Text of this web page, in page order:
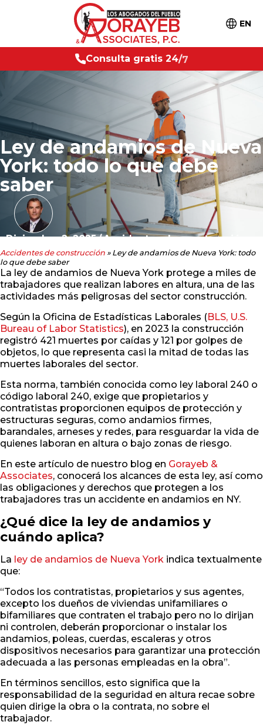
EN
Consu
lta gratis 24/7
Ley de andamios de Nueva
York: todo lo que debe
saber
Diciembre 2, 2025/Accidentes de construcción
Accidentes de construcción » Ley de andamios de Nueva York: todo
lo que debe saber
La ley de andamios de Nueva York protege a miles de
trabajadores que realizan labores en altura, una de las
actividades más peligrosas del sector construcción.
Según la Oficina de Estadísticas Laborales (BLS, U.S.
Bureau of Labor Statistics), en 2023 la construcción
registró 421 muertes por caídas y 121 por golpes de
objetos, lo que representa casi la mitad de todas las
muertes laborales del sector.
Esta norma, también conocida como ley laboral 240 o
código laboral 240, exige que propietarios y
contratistas proporcionen equipos de protección y
estructuras seguras, como andamios firmes,
barandales, arneses y redes, para resguardar la vida de
quienes laboran en altura o bajo zonas de riesgo.
En este artículo de nuestro blog en Gorayeb &
Associates, conocerá los alcances de esta ley, así como
las obligaciones y derechos que protegen a los
trabajadores tras un accidente en andamios en NY.
¿Qué dice la ley de andamios y
cuándo aplica?
La ley de andamios de Nueva York indica textualmente
que:
“Todos los contratistas, propietarios y sus agentes,
excepto los dueños de viviendas unifamiliares o
bifamiliares que contraten el trabajo pero no lo dirijan
ni controlen, deberán proporcionar o instalar los
andamios, poleas, cuerdas, escaleras y otros
dispositivos necesarios para garantizar una protección
adecuada a las personas empleadas en la obra”.
En términos sencillos, esto significa que la
responsabilidad de la seguridad en altura recae sobre
quien dirige la obra o la contrata, no sobre el
trabajador.